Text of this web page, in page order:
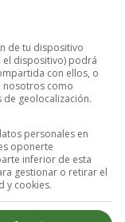
de tu dispositivo
el dispositivo) podrá
con ellos, o
nosotros como
geolocalización.
personales en
oponerte
inferior de esta
gestionar o retirar el
y cookies.